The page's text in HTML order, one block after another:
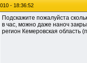
- 18:36:52
Подскажите пожалуйста
в час, можно даже наноч
регион Кемеровская область